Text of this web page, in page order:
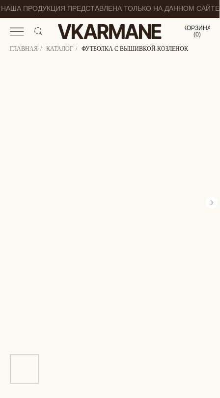
НАША ПРОДУКЦИЯ ПРЕДСТАВЛЕНА ТОЛЬКО НА ДАННОМ САЙТЕ
(0)
0
ГЛАВНАЯ / КАТАЛОГ / ФУТБОЛКА С ВЫШИВКОЙ КОЗЛЕНОК